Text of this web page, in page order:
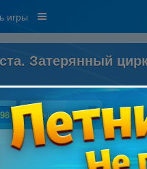
игры
Затерянный
98 Прохождение 1